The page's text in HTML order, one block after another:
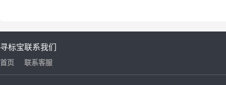
寻标宝
首页
联系我们
联系客服